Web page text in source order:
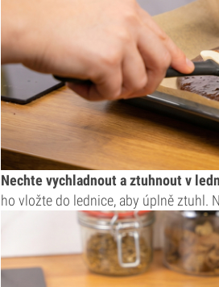
Nechte vychladnout a ztuhnout v
ho vložte do lednice, aby úplně ztuhl.